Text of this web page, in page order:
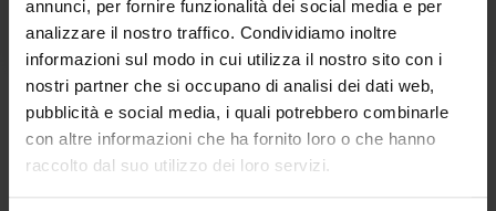
annunci, per fornire funzionalità dei social media e per
analizzare il nostro traffico. Condividiamo inoltre
informazioni sul modo in cui utilizza il nostro sito con i
nostri partner che si occupano di analisi dei dati web,
pubblicità e social media, i quali potrebbero combinarle
con altre informazioni che ha fornito loro o che hanno
raccolto dal suo utilizzo dei loro servizi.